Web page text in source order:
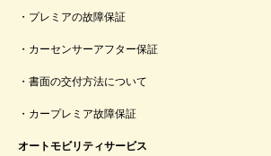
プレミアの故障保証
カーセンサーアフター保証
書面の交付方法について
カープレミア故障保証
オートモビリティサービス